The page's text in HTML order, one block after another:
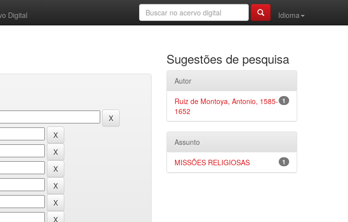
Digital
Idioma
Sugestões de pesquisa
Autor
1
Ruiz de Montoya, Antonio, 1585-
1652
Assunto
1
MISSÕES RELIGIOSAS